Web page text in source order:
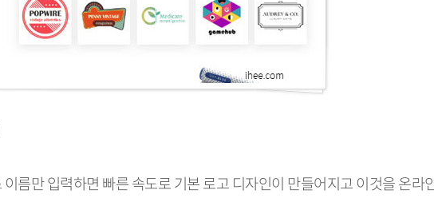
름만 입력하면 빠른 속도로 기본 로고 디자인이 만들어지고 이것을 온라